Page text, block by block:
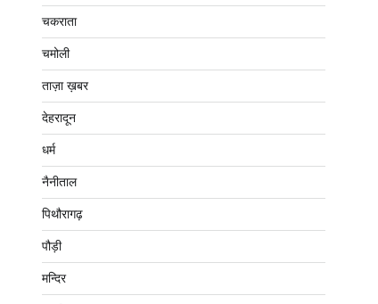
चकराता
चमोली
ताज़ा ख़बर
देहरादून
धर्म
नैनीताल
पिथौरागढ़
पौड़ी
मन्दिर